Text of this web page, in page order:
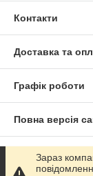
Контакти
Доставка та
Графік роботи
Повна версія
Сайт створено
Зараз